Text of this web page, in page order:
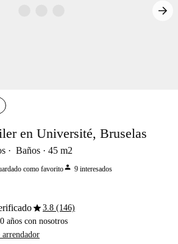
en Université, Bruselas
Baños 45 m2
como favoritoperson 9 interesados
star3.8 (146)
años con nosotros
arrendador